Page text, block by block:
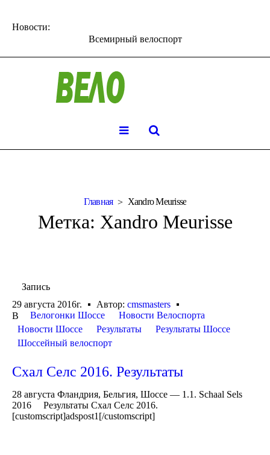
Новости:
Всемирный велоспорт
Главная Xandro Meurisse
Метка: Xandro Meurisse
Запись
29 августа 2016г.
Автор: cmsmasters
В
Велогонки Шоссе
Новости Велоспорта
Новости Шоссе
Результаты
Результаты Шоссе
Шоссейный велоспорт
Схал Селс 2016. Результаты
28 августа Фландрия, Бельгия, Шоссе — 1.1. Schaal Sels
2016 Результаты Схал Селс 2016.
[customscript]adspost1[/customscript]